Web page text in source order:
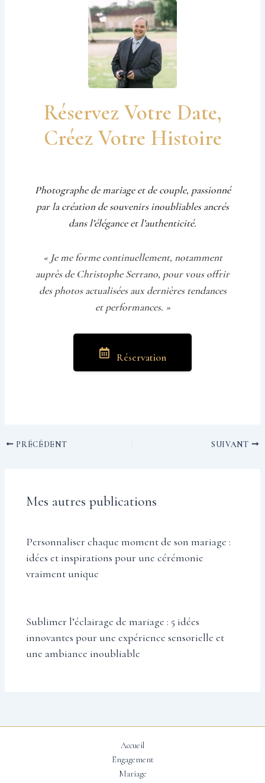
Réservez Votre Date,
Créez Votre Histoire
Photographe de mariage et de couple, passionné
par la création de souvenirs inoubliables ancrés
dans l’élégance et l’authenticité.
« Je me forme continuellement, notamment
auprès de Christophe Serrano, pour vous offrir
des photos actualisées aux dernières tendances
et performances. »
Réservation
PRÉCÉDENT SUIVANT
Mes autres publications
Personnaliser chaque moment de son mariage :
idées et inspirations pour une cérémonie
vraiment unique
Sublimer l’éclairage de mariage : 5 idées
innovantes pour une expérience sensorielle et
une ambiance inoubliable
Accueil
Engagement
Mariage